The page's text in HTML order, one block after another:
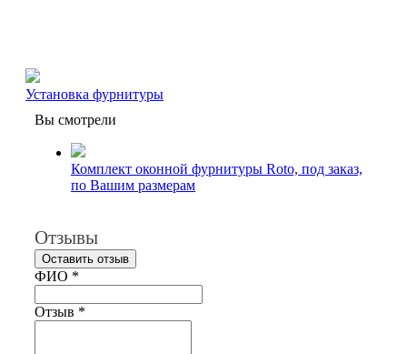
Установка фурнитуры
Вы смотрели
Комплект оконной фурнитуры Roto, под заказ,
по Вашим размерам
Отзывы
Оставить отзыв
Ваш отзыв был отправлен!
ФИО *
Отзыв *